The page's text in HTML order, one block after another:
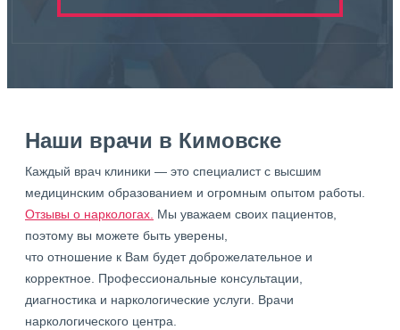
Наши врачи в Кимовске
Каждый врач клиники — это специалист с высшим
медицинским образованием и огромным опытом работы.
Отзывы о наркологах. Мы уважаем своих пациентов,
поэтому вы можете быть уверены,
что отношение к Вам будет доброжелательное и
корректное. Профессиональные консультации,
диагностика и наркологические услуги. Врачи
наркологического центра.